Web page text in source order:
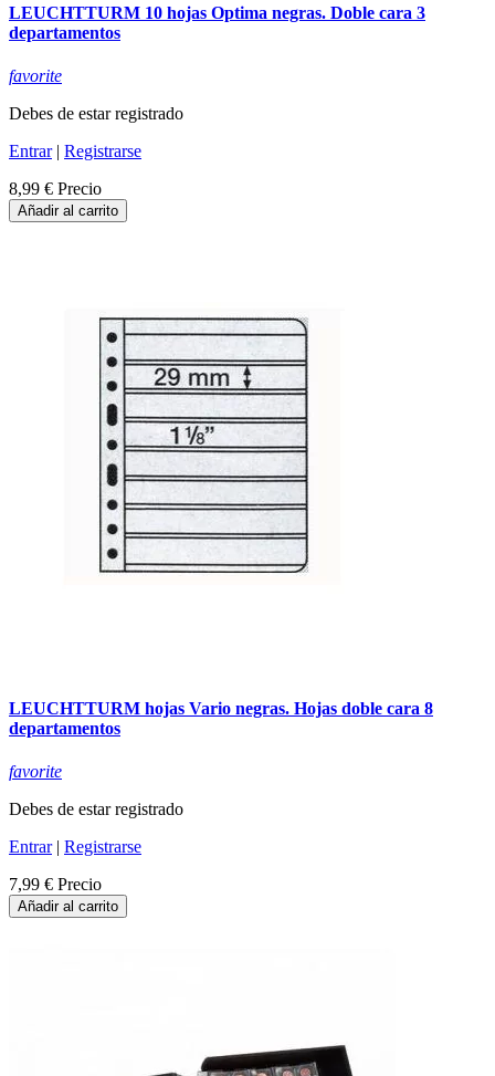
LEUCHTTURM 10 hojas Optima negras. Doble cara 3
departamentos
favorite
Debes de estar registrado
Entrar| Registrarse
8,99 € Precio
Añadir al carrito
LEUCHTTURM hojas Vario negras. Hojas doble cara 8
departamentos
favorite
Debes de estar registrado
Entrar| Registrarse
7,99 € Precio
Añadir al carrito